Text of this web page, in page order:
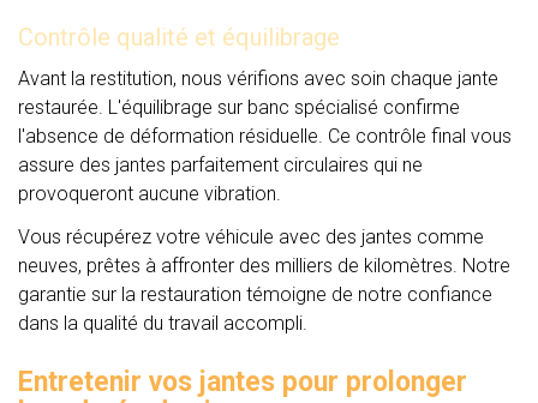
Contrôle qualité et équilibrage
Avant la restitution, nous vérifions avec soin chaque jante
restaurée. L'équilibrage sur banc spécialisé confirme
l'absence de déformation résiduelle. Ce contrôle final vous
assure des jantes parfaitement circulaires qui ne
provoqueront aucune vibration.
Vous récupérez votre véhicule avec des jantes comme
neuves, prêtes à affronter des milliers de kilomètres. Notre
garantie sur la restauration témoigne de notre confiance
dans la qualité du travail accompli.
Entretenir vos jantes pour prolonger